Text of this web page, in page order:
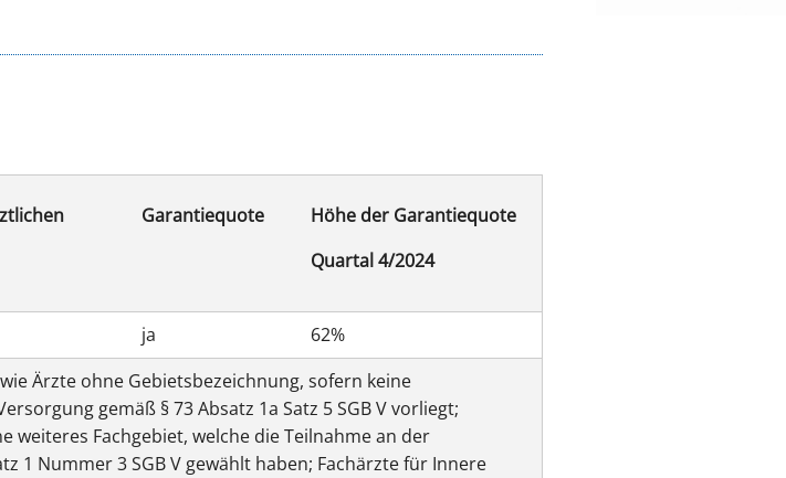
Garantiequote
Höhe der Garantiequote
Quartal 4/2024
ja
62%
Ärzte ohne Gebietsbezeichnung, sofern keine
gemäß § 73 Absatz 1a Satz 5 SGB V vorliegt;
Fachgebiet, welche die Teilnahme an der
1 Nummer 3 SGB V gewählt haben; Fachärzte für Innere